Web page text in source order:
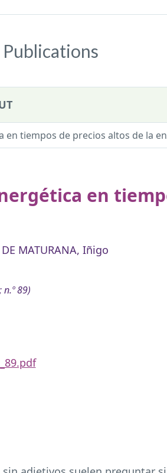
Publications
en tiempos de precios altos de la
en
DE MATURANA, Iñigo
89)